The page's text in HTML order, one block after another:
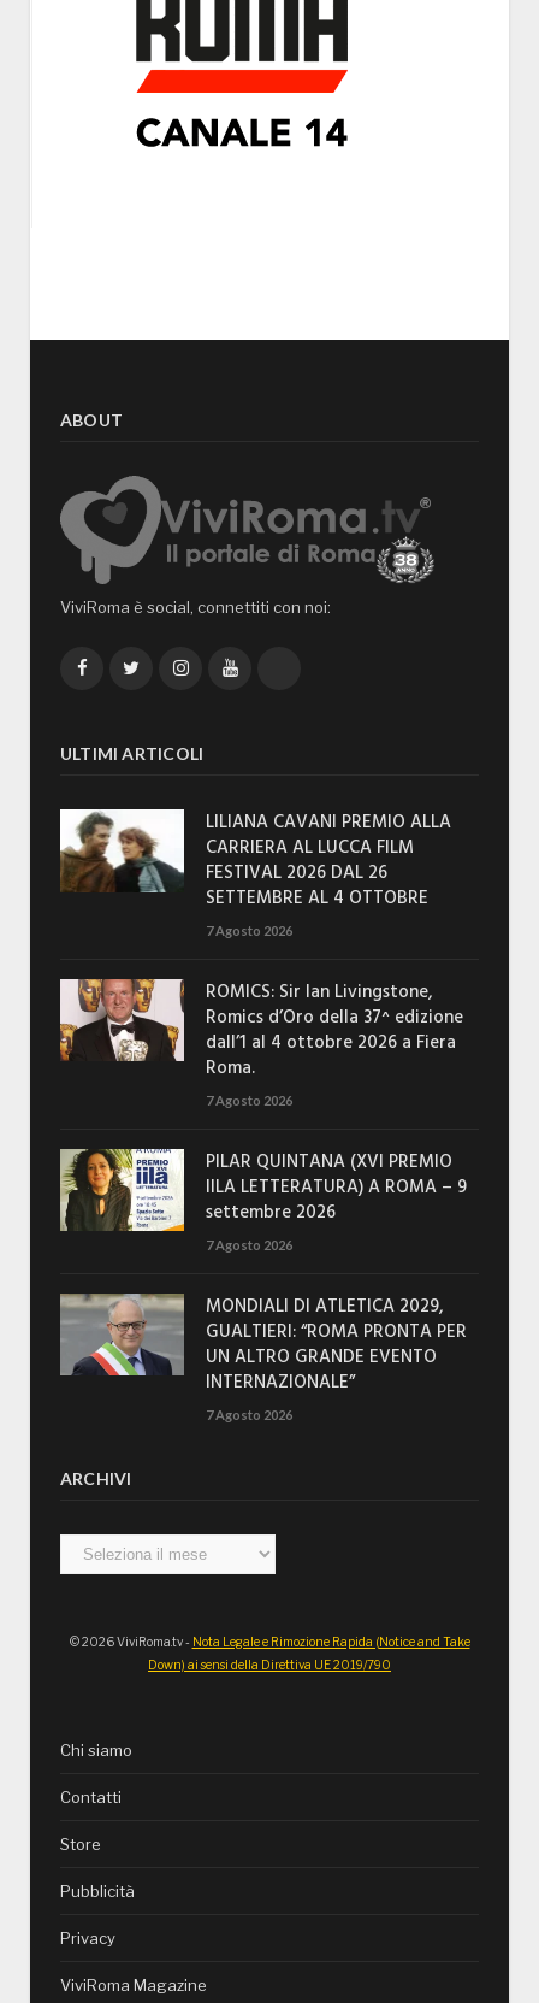
ABOUT
ViviRoma è social, connettiti con noi:
FacebookTwitterInstagramYouTube
ULTIMI ARTICOLI
LILIANA CAVANI PREMIO ALLA
CARRIERA AL LUCCA FILM
FESTIVAL 2026 DAL 26
SETTEMBRE AL 4 OTTOBRE
7 Agosto 2026
ROMICS: Sir Ian Livingstone,
Romics d’Oro della 37^ edizione
dall’1 al 4 ottobre 2026 a Fiera
Roma.
7 Agosto 2026
PILAR QUINTANA (XVI PREMIO
IILA LETTERATURA) A ROMA – 9
settembre 2026
7 Agosto 2026
MONDIALI DI ATLETICA 2029,
GUALTIERI: “ROMA PRONTA PER
UN ALTRO GRANDE EVENTO
INTERNAZIONALE”
7 Agosto 2026
ARCHIVI
Archivi
© 2026 ViviRoma.tv - Nota Legale e Rimozione Rapida (Notice and Take
Down) ai sensi della Direttiva UE 2019/790
Chi siamo
Contatti
Store
Pubblicità
Privacy
ViviRoma Magazine